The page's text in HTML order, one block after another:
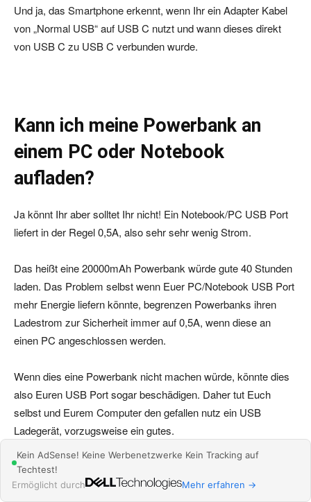
Und ja, das Smartphone erkennt, wenn Ihr ein Adapter Kabel
von „Normal USB“ auf USB C nutzt und wann dieses direkt
von USB C zu USB C verbunden wurde.
Kann ich meine Powerbank an
einem PC oder Notebook
aufladen?
Ja könnt Ihr aber solltet Ihr nicht! Ein Notebook/PC USB Port
liefert in der Regel 0,5A, also sehr sehr wenig Strom.
Das heißt eine 20000mAh Powerbank würde gute 40 Stunden
laden. Das Problem selbst wenn Euer PC/Notebook USB Port
mehr Energie liefern könnte, begrenzen Powerbanks ihren
Ladestrom zur Sicherheit immer auf 0,5A, wenn diese an
einen PC angeschlossen werden.
Wenn dies eine Powerbank nicht machen würde, könnte dies
also Euren USB Port sogar beschädigen. Daher tut Euch
selbst und Eurem Computer den gefallen nutz ein USB
Ladegerät, vorzugsweise ein gutes.
Kein AdSense! Keine Werbenetzwerke Kein Tracking auf
Techtest!
Ermöglicht durch
Mehr erfahren →